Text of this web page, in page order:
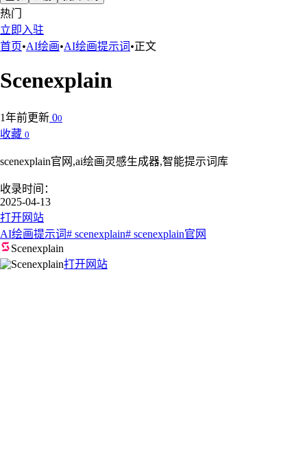
热门
立即入驻
首页•AI绘画•AI绘画提示词 •正文
Scenexplain
1年前更新 00
收藏 0
scenexplain官网,ai绘画灵感生成器,智能提示词库
收录时间：
2025-04-13
打开网站
AI绘画提示词# scenexplain# scenexplain官网
Scenexplain
打开网站